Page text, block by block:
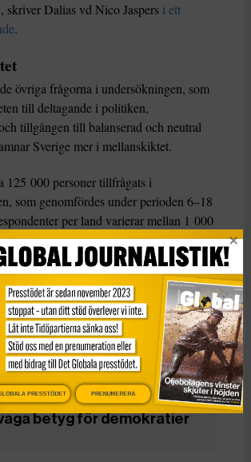
skriver Dalias vd Nico Jaspers i ett
.
övriga frågorna i undersökningen, som
till deltagande i politiken,
tillgången till balanserad och neutral
Sverige mer i mellanskiktet.
125 000 personer tillfrågats i
som genomfördes under perioden 6–18
per land varierar mellan 1 000
i samarbete med organisationen
Foundation, grundad av
tidigare generalsekreterare för
i Danmark, samt Rasmussens
betyg för demokratier
PRESSTÖDET PRENUMERERA